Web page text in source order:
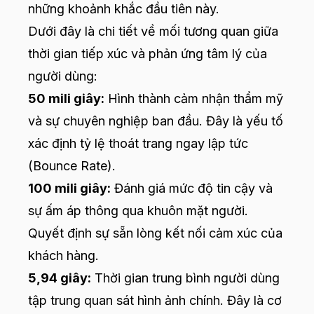
những khoảnh khắc đầu tiên này.
Dưới đây là chi tiết về mối tương quan giữa
thời gian tiếp xúc và phản ứng tâm lý của
người dùng:
50 mili giây: Hình thành cảm nhận thẩm mỹ
và sự chuyên nghiệp ban đầu. Đây là yếu tố
xác định tỷ lệ thoát trang ngay lập tức
(Bounce Rate).
100 mili giây: Đánh giá mức độ tin cậy và
sự ấm áp thông qua khuôn mặt người.
Quyết định sự sẵn lòng kết nối cảm xúc của
khách hàng.
5,94 giây: Thời gian trung bình người dùng
tập trung quan sát hình ảnh chính. Đây là cơ